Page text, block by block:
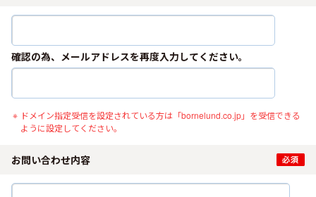
確認の為、メールアドレスを再度入力してください。
ドメイン指定受信を設定されている方は「bornelund.co.jp」を受信できる
ように設定してください。
お問い合わせ内容